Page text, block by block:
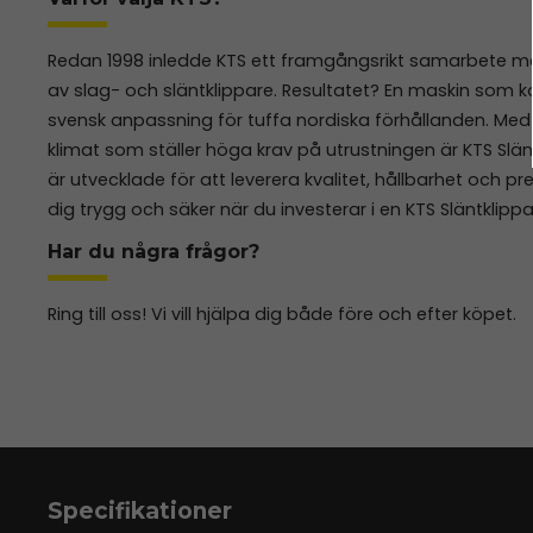
Redan 1998 inledde KTS ett framgångsrikt samarbete
av slag- och släntklippare. Resultatet? En maskin som
svensk anpassning för tuffa nordiska förhållanden.
klimat som ställer höga krav på utrustningen är KTS
är utvecklade för att leverera kvalitet, hållbarhet och
dig trygg och säker när du investerar i en KTS
Har du några frågor?
Ring till oss! Vi vill hjälpa dig både före och efter köpet.
Specifikationer